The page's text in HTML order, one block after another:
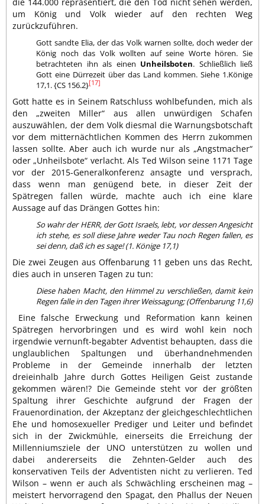
die 144.000 repräsentiert, die den Tod nicht sehen werden,
um König und Volk wieder auf den rechten Weg
zurückzuführen.
Gott sandte Elia, der das Volk warnen sollte, doch weder der
König noch das Volk wollten auf seine Worte hören. Sie
betrachteten ihn als einen Unheilsboten. Schließlich ließ
Gott eine Dürrezeit über das Land kommen. Siehe 1.Könige
17,1. {CS 156.2}[17]
Gott hatte es in Seinem Ratschluss wohlbefunden, mich als
den „zweiten Miller“ aus allen unwürdigen Schafen
auszuwählen, der dem Volk diesmal die Warnungsbotschaft
vor dem mitternächtlichen Kommen des Herrn zukommen
lassen sollte. Aber auch ich wurde nur als „Angstmacher“
oder „Unheilsbote“ verlacht. Als Ted Wilson seine 1171 Tage
vor der 2015-Generalkonferenz ansagte und versprach,
dass wenn man genügend bete, in dieser Zeit der
Spätregen fallen würde, machte auch ich eine klare
Aussage auf das Drängen Gottes hin:
So wahr der HERR, der Gott Israels, lebt, vor dessen Angesicht
ich stehe, es soll diese Jahre weder Tau noch Regen fallen, es
sei denn, daß ich es sage! (1. Könige 17,1)
Die zwei Zeugen aus Offenbarung 11 geben uns das Recht,
dies auch in unseren Tagen zu tun:
Diese haben Macht, den Himmel zu verschließen, damit kein
Regen falle in den Tagen ihrer Weissagung; (Offenbarung 11,6)
Eine falsche Erweckung und Reformation kann keinen
Spätregen hervorbringen und es wird wohl kein noch
irgendwie vernunft-begabter Adventist behaupten, dass die
unglaublichen Spaltungen und überhandnehmenden
Probleme in der Gemeinde innerhalb der letzten
dreieinhalb Jahre durch Gottes Heiligen Geist zustande
gekommen wären!? Die Gemeinde steht vor der größten
Spaltung ihrer Geschichte aufgrund der Fragen der
Frauenordination, der Akzeptanz der gleichgeschlechtlichen
Ehe und homosexueller Prediger und Leiter und befindet
sich in der Zwickmühle, einerseits die Erreichung der
Millenniumsziele der UNO unterstützen zu wollen und
dabei andererseits die Zehnten-Gelder auch des
konservativen Teils der Adventisten nicht zu verlieren. Ted
Wilson – wenn er auch als Schwächling erscheinen mag –
meistert hervorragend den Spagat, den Phallus der Neuen